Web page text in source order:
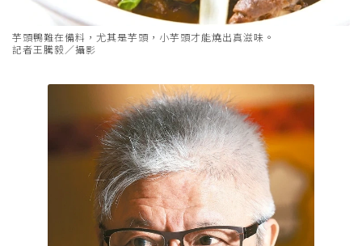
芋頭鴨難在備料，尤其是芋頭，小芋頭才能燒出真滋味。
記者王騰毅／攝影